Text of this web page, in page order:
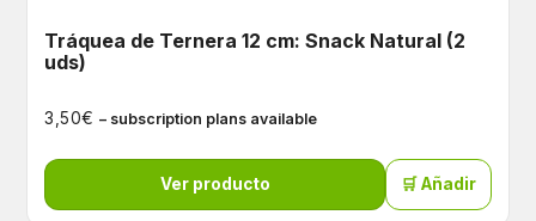
Tráquea de Ternera 12 cm: Snack Natural (2
uds)
3,50€ – subscription plans available
Ver producto 🛒 Añadir